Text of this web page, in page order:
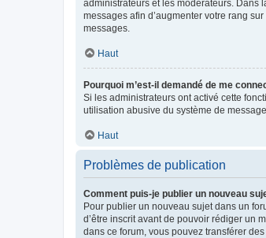
administrateurs et les modérateurs. Dans
messages afin d’augmenter votre rang
messages.
Haut
Pourquoi m’est-il demandé de me
Si les administrateurs ont activé cette
utilisation abusive du système de
Haut
Problèmes de publication
Comment puis-je publier un nouveau
Pour publier un nouveau sujet dans un
d’être inscrit avant de pouvoir rédiger un
dans ce forum, vous pouvez transférer